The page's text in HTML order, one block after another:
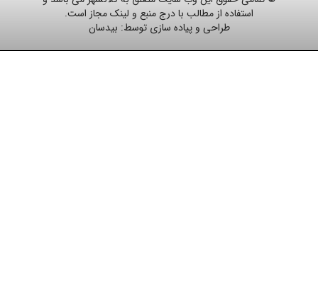
استفاده از مطالب با درج منبع و لینک مجاز است.
طراحی و پیاده سازی توسط: بیدسان